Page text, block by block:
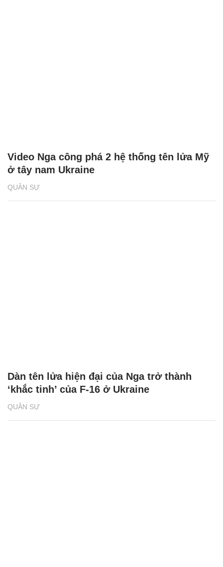
QUÂN SỰ
Video Nga công phá 2 hệ thống tên lửa Mỹ
ở tây nam Ukraine
QUÂN SỰ
Dàn tên lửa hiện đại của Nga trở thành
‘khắc tinh’ của F-16 ở Ukraine